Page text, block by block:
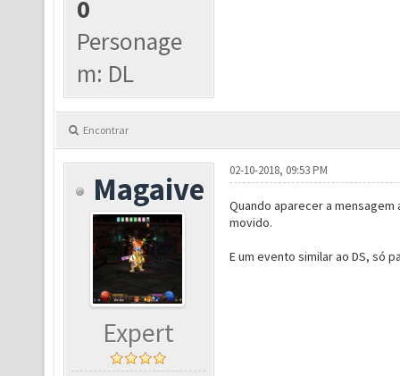
0
Personage
m: DL
Encontrar
Magaive
Expert
02-10-2018, 09:53 PM
Quando aparecer a
movido.
E um evento similar ao DS, só